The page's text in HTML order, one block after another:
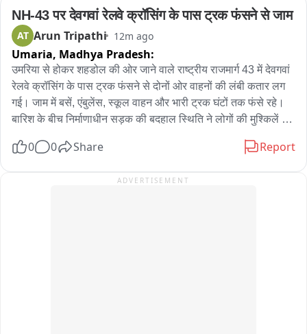
#ChhatronKiGoonj
योजनाओं की समीक्षा के साथ हितग्राहियों को लाभ वितरण, विकास कार्यों
का निरीक्षण कर जनसंवाद किया गया वहीं ग्रामीणों की शिकायतों का मौके
पर निराकरण किया गया । इस अवसर पर कलेक्टर ने छात्रावास और
आंगनबाड़ी का ओचक निरीक्षण कर जानकारी ली.
NH-43 पर देवगवां रेलवे क्रॉसिंग के पास ट्रक फंसने से जाम
AT Arun Tripathi 12m ago
Umaria, Madhya Pradesh:
उमरिया से होकर शहडोल की ओर जाने वाले राष्ट्रीय राजमार्ग 43 में देवगवां
रेलवे क्रॉसिंग के पास ट्रक फंसने से दोनों ओर वाहनों की लंबी कतार लग
गई। जाम में बसें, एंबुलेंस, स्कूल वाहन और भारी ट्रक घंटों तक फंसे रहे।
बारिश के बीच निर्माणाधीन सड़क की बदहाल स्थिति ने लोगों की मुश्किलें
सड़क निर्माण कार्य में तेजी और स्थायी समाधान की मांग की। पुलिस ने मौके
0 0 Share Report
ADVERTISEMENT